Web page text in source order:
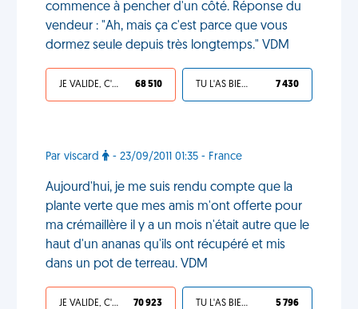
commence à pencher d'un côté. Réponse du
vendeur : "Ah, mais ça c'est parce que vous
dormez seule depuis très longtemps." VDM
JE VALIDE, C'EST UNE VDM 68 510 TU L'AS BIEN MÉRITÉ 7 430
Par viscard - 23/09/2011 01:35 - France
Aujourd'hui, je me suis rendu compte que la
plante verte que mes amis m'ont offerte pour
ma crémaillère il y a un mois n'était autre que le
haut d'un ananas qu'ils ont récupéré et mis
dans un pot de terreau. VDM
JE VALIDE, C'EST UNE VDM 70 923 TU L'AS BIEN MÉRITÉ 5 796